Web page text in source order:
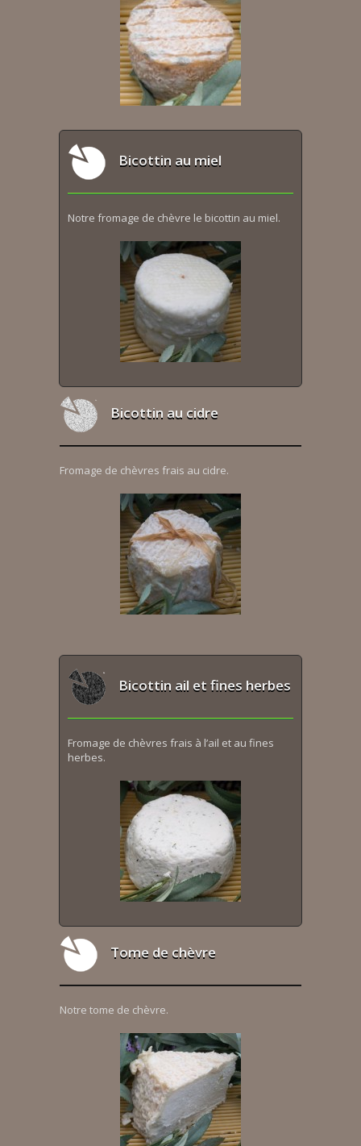
Bicottin au miel
Notre fromage de chèvre le bicottin au miel.
Bicottin au cidre
Fromage de chèvres frais au cidre.
Bicottin ail et fines herbes
Fromage de chèvres frais à l’ail et au fines
herbes.
Tome de chèvre
Notre tome de chèvre.